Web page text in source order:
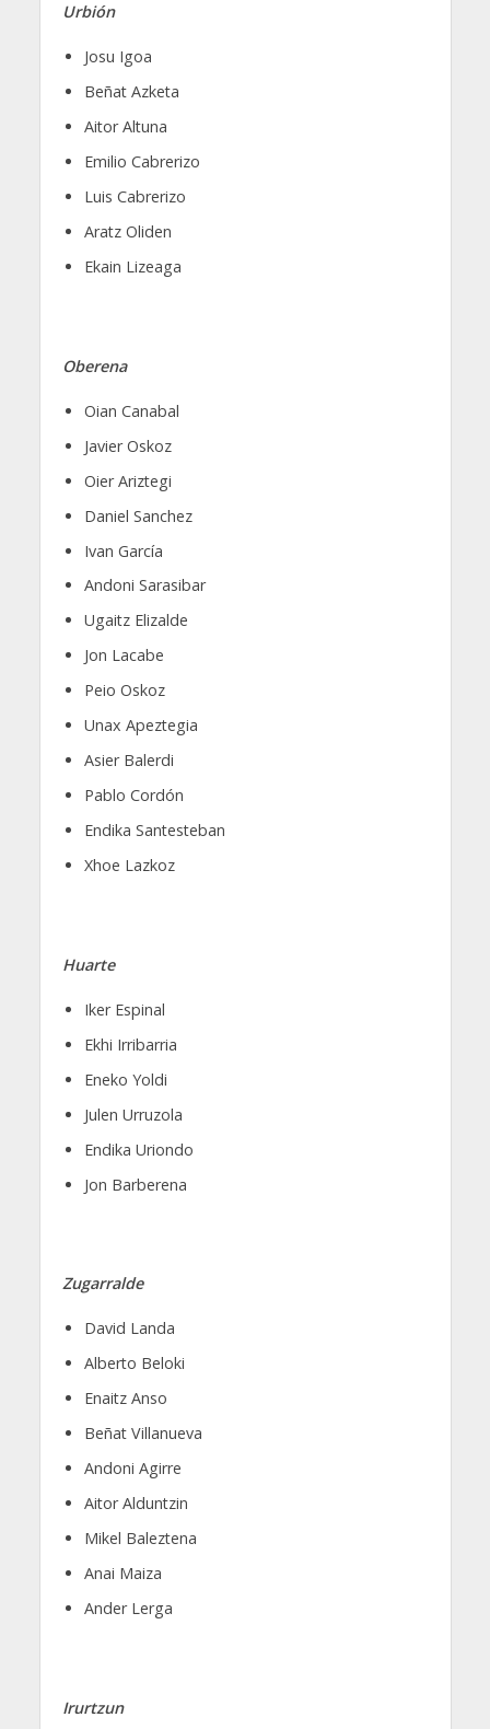
Urbión
Josu Igoa
Beñat Azketa
Aitor Altuna
Emilio Cabrerizo
Luis Cabrerizo
Aratz Oliden
Ekain Lizeaga
Oberena
Oian Canabal
Javier Oskoz
Oier Ariztegi
Daniel Sanchez
Ivan García
Andoni Sarasibar
Ugaitz Elizalde
Jon Lacabe
Peio Oskoz
Unax Apeztegia
Asier Balerdi
Pablo Cordón
Endika Santesteban
Xhoe Lazkoz
Huarte
Iker Espinal
Ekhi Irribarria
Eneko Yoldi
Julen Urruzola
Endika Uriondo
Jon Barberena
Zugarralde
David Landa
Alberto Beloki
Enaitz Anso
Beñat Villanueva
Andoni Agirre
Aitor Alduntzin
Mikel Baleztena
Anai Maiza
Ander Lerga
Irurtzun